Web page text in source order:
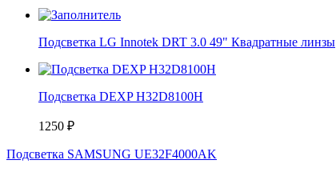
Подсветка LG Innotek DRT 3.0 49" Квадратные линзы
Подсветка DEXP H32D8100H
1250 ₽
Подсветка SAMSUNG UE32F4000AK